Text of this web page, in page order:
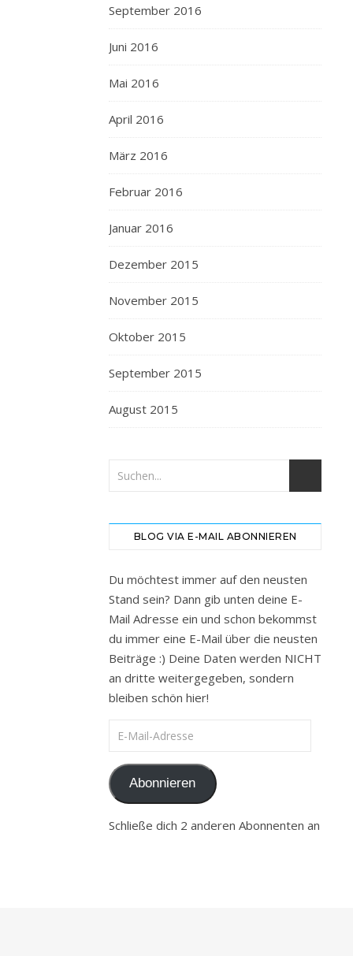
September 2016
Juni 2016
Mai 2016
April 2016
März 2016
Februar 2016
Januar 2016
Dezember 2015
November 2015
Oktober 2015
September 2015
August 2015
BLOG VIA E-MAIL ABONNIEREN
Du möchtest immer auf den neusten
Stand sein? Dann gib unten deine E-
Mail Adresse ein und schon bekommst
du immer eine E-Mail über die neusten
Beiträge :) Deine Daten werden NICHT
an dritte weitergegeben, sondern
bleiben schön hier!
E-Mail-Adresse
Abonnieren
Schließe dich 2 anderen Abonnenten an